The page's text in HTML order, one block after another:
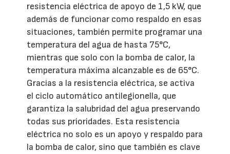
resistencia eléctrica de apoyo de 1,5 kW, que
además de funcionar como respaldo en esas
situaciones, también permite programar una
temperatura del agua de hasta 75°C,
mientras que solo con la bomba de calor, la
temperatura máxima alcanzable es de 65°C.
Gracias a la resistencia eléctrica, se activa
el ciclo automático antilegionella, que
garantiza la salubridad del agua preservando
todas sus prioridades. Esta resistencia
eléctrica no solo es un apoyo y respaldo para
la bomba de calor, sino que también es clave